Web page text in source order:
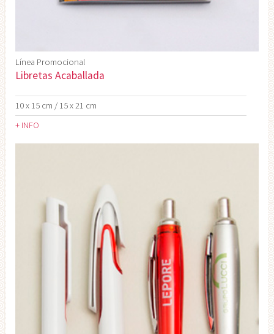
Línea Promocional
Libretas Acaballada
10 x 15 cm / 15 x 21 cm
+ INFO